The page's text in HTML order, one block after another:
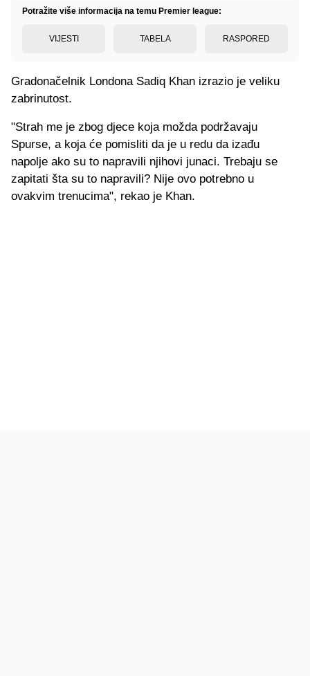
Potražite više informacija na temu Premier league:
VIJESTI TABELA RASPORED
Gradonačelnik Londona Sadiq Khan izrazio je veliku
zabrinutost.
"Strah me je zbog djece koja možda podržavaju
Spurse, a koja će pomisliti da je u redu da izađu
napolje ako su to napravili njihovi junaci. Trebaju se
zapitati šta su to napravili? Nije ovo potrebno u
ovakvim trenucima", rekao je Khan.